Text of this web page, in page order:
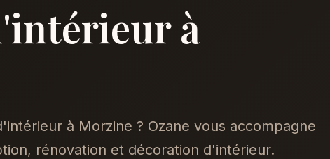
à
à Morzine ? Ozane vous accompagne
rénovation et décoration d'intérieur.